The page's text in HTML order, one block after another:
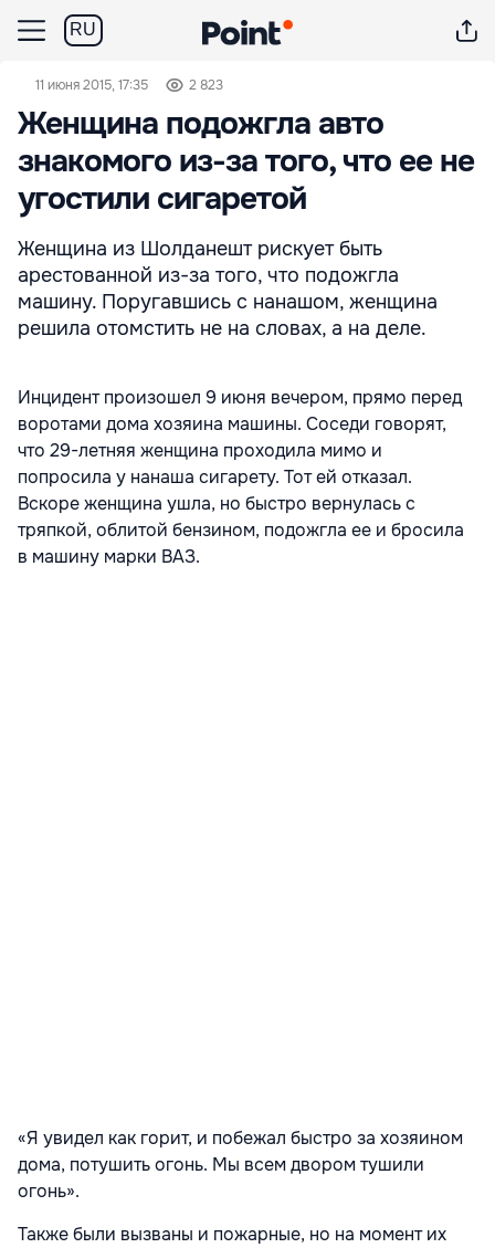
RU
11 июня 2015, 17:35 2 823
Женщина подожгла авто
знакомого из-за того, что ее не
угостили сигаретой
Женщина из Шолданешт рискует быть
арестованной из-за того, что подожгла
машину. Поругавшись с нанашом, женщина
решила отомстить не на словах, а на деле.
Инцидент произошел 9 июня вечером, прямо перед
воротами дома хозяина машины. Соседи говорят,
что 29-летняя женщина проходила мимо и
попросила у нанаша сигарету. Тот ей отказал.
Вскоре женщина ушла, но быстро вернулась с
тряпкой, облитой бензином, подожгла ее и бросила
в машину марки ВАЗ.
«Я увидел как горит, и побежал быстро за хозяином
дома, потушить огонь. Мы всем двором тушили
огонь».
Также были вызваны и пожарные, но на момент их